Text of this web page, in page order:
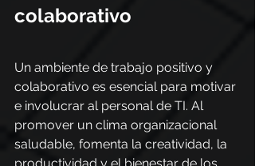
colaborativo
Un ambiente de trabajo positivo y
colaborativo es esencial para motivar
e involucrar al personal de TI. Al
promover un clima organizacional
saludable, fomenta la creatividad, la